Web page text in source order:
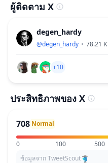
ผู้ติดตาม X
degen_hardy
@degen_hardy 78.21 K
+10
ประสิทธิภาพของ X
708 Normal
0 100 500
ข้อมูลจาก TweetScout